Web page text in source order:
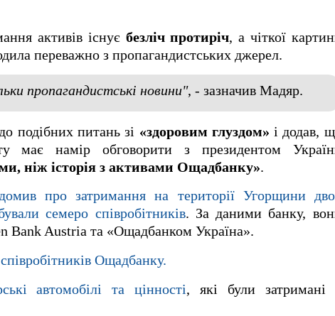
активів існує безліч протиріч, а чіткої
переважно з пропагандистських джерел.
пропагандистські новини", - зазначив Мадяр.
подібних питань зі «здоровим глуздом» і додав,
має намір обговорити з президентом
ніж історія з активами Ощадбанку».
про затримання на території Угорщини
семеро співробітників. За даними банку,
Bank Austria та «Ощадбанком Україна».
Ощадбанку.
автомобілі та цінності, які були затримані